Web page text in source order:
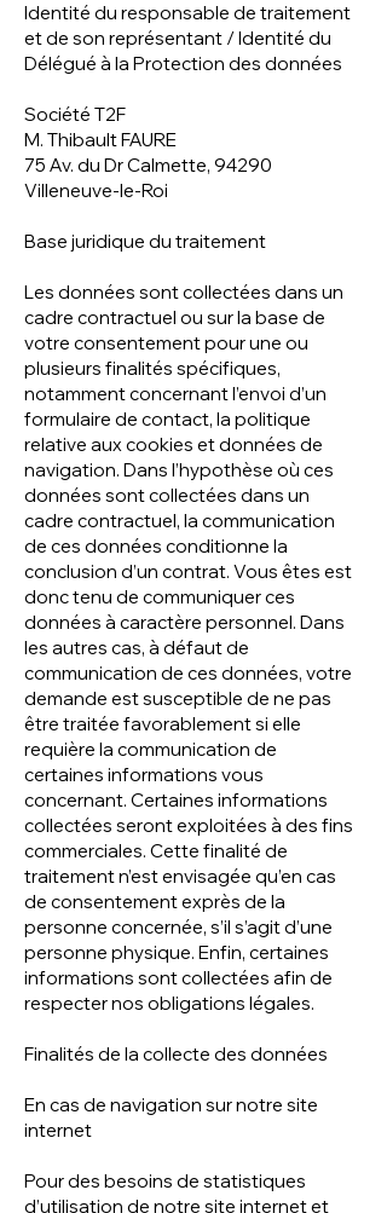
Identité du responsable de traitement
et de son représentant / Identité du
Délégué à la Protection des données
Société T2F
M. Thibault FAURE
75 Av. du Dr Calmette, 94290
Villeneuve-le-Roi
Base juridique du traitement
Les données sont collectées dans un
cadre contractuel ou sur la base de
votre consentement pour une ou
plusieurs finalités spécifiques,
notamment concernant l’envoi d’un
formulaire de contact, la politique
relative aux cookies et données de
navigation. Dans l’hypothèse où ces
données sont collectées dans un
cadre contractuel, la communication
de ces données conditionne la
conclusion d’un contrat. Vous êtes est
donc tenu de communiquer ces
données à caractère personnel. Dans
les autres cas, à défaut de
communication de ces données, votre
demande est susceptible de ne pas
être traitée favorablement si elle
requière la communication de
certaines informations vous
concernant. Certaines informations
collectées seront exploitées à des fins
commerciales. Cette finalité de
traitement n’est envisagée qu’en cas
de consentement exprès de la
personne concernée, s’il s’agit d’une
personne physique. Enfin, certaines
informations sont collectées afin de
respecter nos obligations légales.
Finalités de la collecte des données
En cas de navigation sur notre site
internet
Pour des besoins de statistiques
d’utilisation de notre site internet et